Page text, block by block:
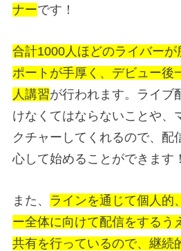
ナーです！
合計1000人ほどのライバーが
ポートが手厚く、デビュー後
人講習が行われます。ライブ
けなくてはならないことや、
クチャーしてくれるので、配
心して始めることができます！
また、 ラインを通じて個人的
ー全体に向けて配信をするう
共有を行っているので、継続